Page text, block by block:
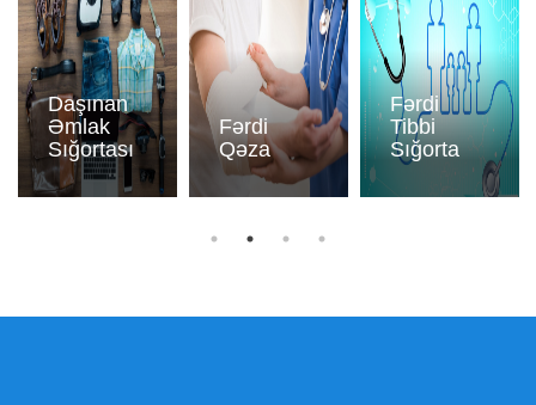
Daşınan
Əmlak
Sığortası
Fərdi
Qəza
Fərdi
Tibbi
Sığorta